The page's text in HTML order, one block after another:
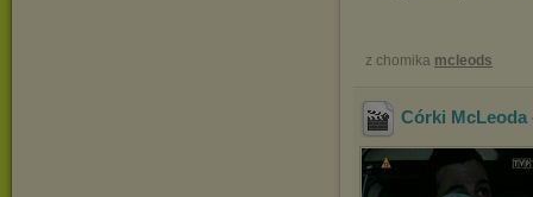
z chomika mcleods
Córki McLeoda